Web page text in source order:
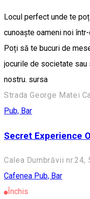
Locul perfect unde te
cunoaște oameni noi
Poți să te bucuri de
jocurile de societate
nostru. sursa
Pub, Bar
Secret Experience
Calea Dumbrăvii nr.24,
Cafenea Pub, Bar
Închis